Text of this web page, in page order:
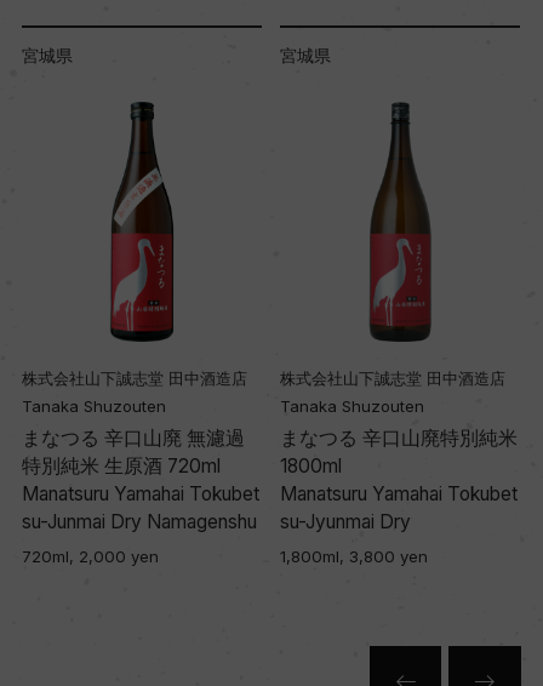
宮城県
株式会社山下誠志堂 田中酒造店
Tanaka Shuzouten
まなつる 辛口山廃 無濾過
特別純米 生原酒 720ml
Manatsuru Yamahai Tokubet
su-Junmai Dry Namagenshu
720ml, 2,000 yen
宮城県
株式会社山下誠志堂 田中酒造店
Tanaka Shuzouten
まなつる 辛口山廃特別純米
1800ml
Manatsuru Yamahai Tokubet
su-Jyunmai Dry
1,800ml, 3,800 yen